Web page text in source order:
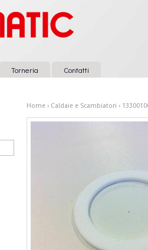
Torneria Contatti
Home › Caldaie e Scambiatori ›